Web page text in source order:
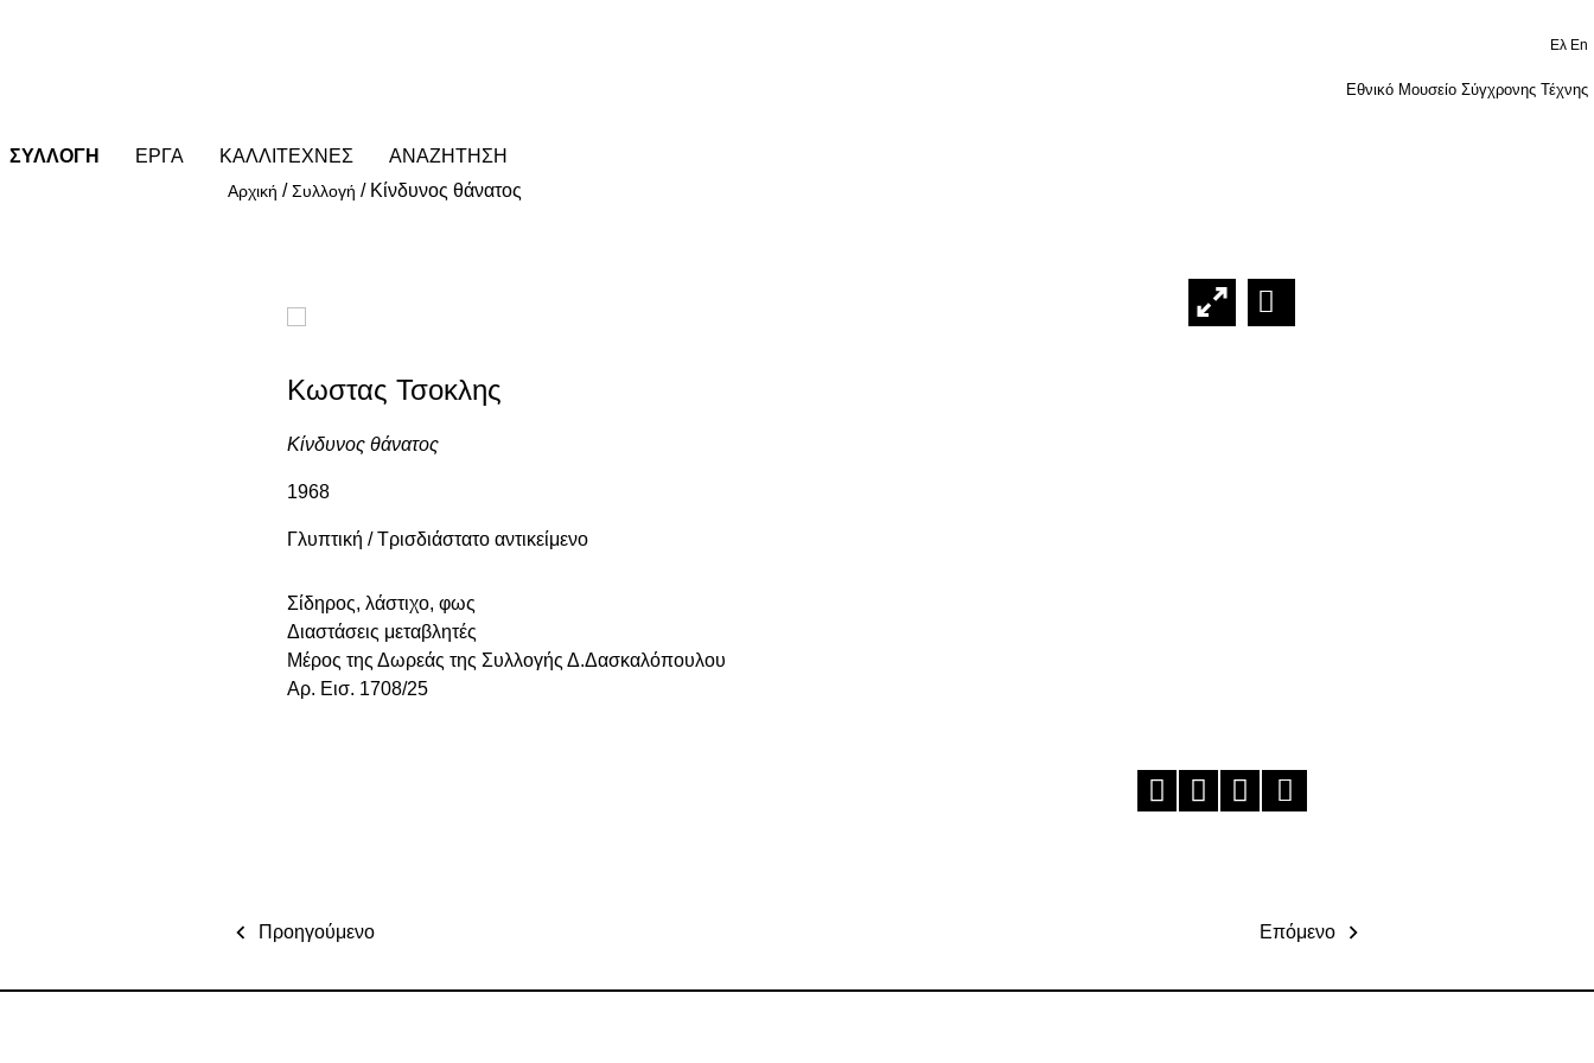
Ελ En
Εθνικό Μουσείο Σύγχρονης Τέχνης
ΣΥΛΛΟΓΗ ΕΡΓΑ ΚΑΛΛΙΤΕΧΝΕΣ ΑΝΑΖΗΤΗΣΗ
Αρχική /Συλλογή / Κίνδυνος θάνατος
Κωστας Τσοκλης
Κίνδυνος θάνατος
1968
Γλυπτική / Τρισδιάστατο αντικείμενο
Σίδηρος, λάστιχο, φως
Διαστάσεις μεταβλητές
Μέρος της Δωρεάς της Συλλογής Δ.Δασκαλόπουλου
Αρ. Εισ. 1708/25
Προηγούμενο Επόμενο